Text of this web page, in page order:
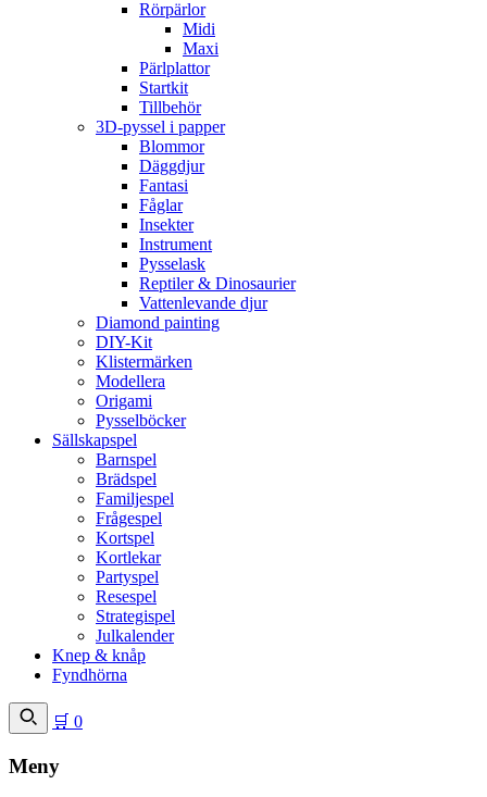
Rörpärlor
Midi
Maxi
Pärlplattor
Startkit
Tillbehör
3D-pyssel i papper
Blommor
Däggdjur
Fantasi
Fåglar
Insekter
Instrument
Pysselask
Reptiler & Dinosaurier
Vattenlevande djur
Diamond painting
DIY-Kit
Klistermärken
Modellera
Origami
Pysselböcker
Sällskapspel
Barnspel
Brädspel
Familjespel
Frågespel
Kortspel
Kortlekar
Partyspel
Resespel
Strategispel
Julkalender
Knep & knåp
Fyndhörna
🛒 0
Meny